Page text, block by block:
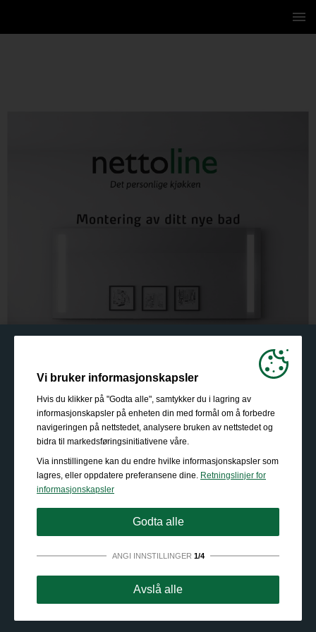
Vi bruker informasjonskapsler
Hvis du klikker på "Godta alle", samtykker du i lagring av
informasjonskapsler på enheten din med formål om å forbedre
navigeringen på nettstedet, analysere bruken av nettstedet og
bidra til markedsføringsinitiativene våre.
Via innstillingene kan du endre hvilke informasjonskapsler som
lagres, eller oppdatere preferansene dine. Retningslinjer for
informasjonskapsler
Godta alle
ANGI INNSTILLINGER 1/4
Disse informasjonskapslene er
Avslå alle